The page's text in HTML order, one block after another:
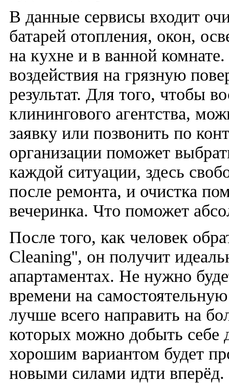
В данные сервисы входит
батарей отопления, окон,
на кухне и в ванной
воздействия на грязную
результат. Для того, чтобы
клинингового агентства,
заявку или позвонить по
организации поможет
каждой ситуации, здесь
после ремонта, и очистка
вечеринка. Что поможет
После того, как человек
Cleaning'', он получит
апартаментах. Не нужно
времени на
лучше всего направить на
которых можно добыть себе
хорошим вариантом будет
новыми силами идти вперёд.